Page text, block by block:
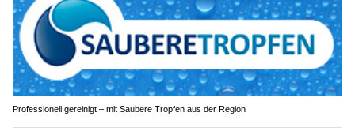
Professionell gereinigt – mit Saubere Tropfen aus der Region